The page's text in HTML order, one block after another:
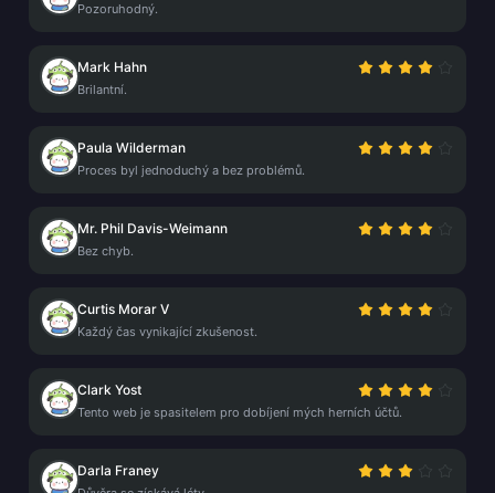
Pozoruhodný.
Mark Hahn
Brilantní.
Paula Wilderman
Proces byl jednoduchý a bez problémů.
Mr. Phil Davis-Weimann
Bez chyb.
Curtis Morar V
Každý čas vynikající zkušenost.
Clark Yost
Tento web je spasitelem pro dobíjení mých herních účtů.
Darla Franey